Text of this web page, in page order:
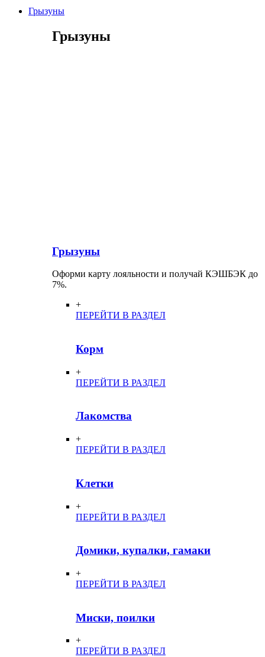
Грызуны
Грызуны
Грызуны
Оформи карту лояльности и получай КЭШБЭК до
7%.
+
ПЕРЕЙТИ В РАЗДЕЛ
Корм
+
ПЕРЕЙТИ В РАЗДЕЛ
Лакомства
+
ПЕРЕЙТИ В РАЗДЕЛ
Клетки
+
ПЕРЕЙТИ В РАЗДЕЛ
Домики, купалки, гамаки
+
ПЕРЕЙТИ В РАЗДЕЛ
Миски, поилки
+
ПЕРЕЙТИ В РАЗДЕЛ